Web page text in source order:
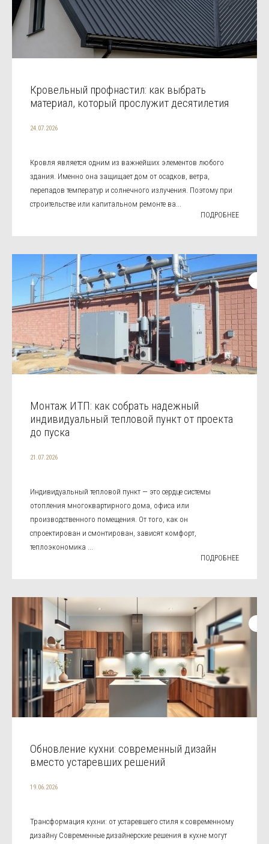
Кровельный профнастил: как выбрать
материал, который прослужит десятилетия
24.07.2026
Кровля является одним из важнейших элементов любого
здания. Именно она защищает дом от осадков, ветра,
перепадов температур и солнечного излучения. Поэтому при
строительстве или капитальном ремонте ва...
ПОДРОБНЕЕ
Монтаж ИТП: как собрать надежный
индивидуальный тепловой пункт от проекта
до пуска
21.07.2026
Индивидуальный тепловой пункт — это сердце системы
отопления многоквартирного дома, офиса или
производственного помещения. От того, как он
спроектирован и смонтирован, зависят комфорт,
теплоэкономика ...
ПОДРОБНЕЕ
Обновление кухни: современный дизайн
вместо устаревших решений
19.06.2026
Трансформация кухни: от устаревшего стиля к современному
дизайну Современные дизайнерские решения в кухне могут